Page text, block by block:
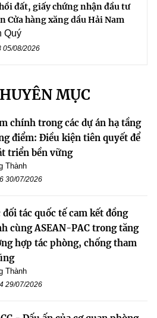
đất, giấy chứng nhận đầu tư
Cửa hàng xăng dầu Hải Nam
Quý
05/08/2026
MỤC
chính trong các dự án hạ tầng
điểm: Điều kiện tiên quyết để
triển bền vững
Thành
30/07/2026
đối tác quốc tế cam kết đồng
cùng ASEAN-PAC trong tăng
hợp tác phòng, chống tham
Thành
29/07/2026